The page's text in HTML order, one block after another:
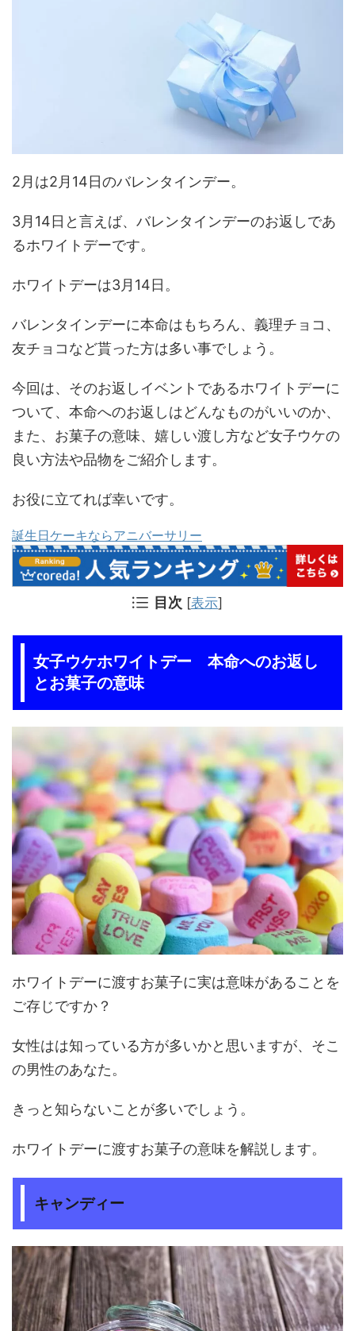
2月は2月14日のバレンタインデー。
3月14日と言えば、バレンタインデーのお返しであ
るホワイトデーです。
ホワイトデーは3月14日。
バレンタインデーに本命はもちろん、義理チョコ、
友チョコなど貰った方は多い事でしょう。
今回は、そのお返しイベントであるホワイトデーに
ついて、本命へのお返しはどんなものがいいのか、
また、お菓子の意味、嬉しい渡し方など女子ウケの
良い方法や品物をご紹介します。
お役に立てれば幸いです。
誕生日ケーキならアニバーサリー
目次 [表示]
女子ウケホワイトデー 本命へのお返し
とお菓子の意味
ホワイトデーに渡すお菓子に実は意味があることを
ご存じですか？
女性はは知っている方が多いかと思いますが、そこ
の男性のあなた。
きっと知らないことが多いでしょう。
ホワイトデーに渡すお菓子の意味を解説します。
キャンディー